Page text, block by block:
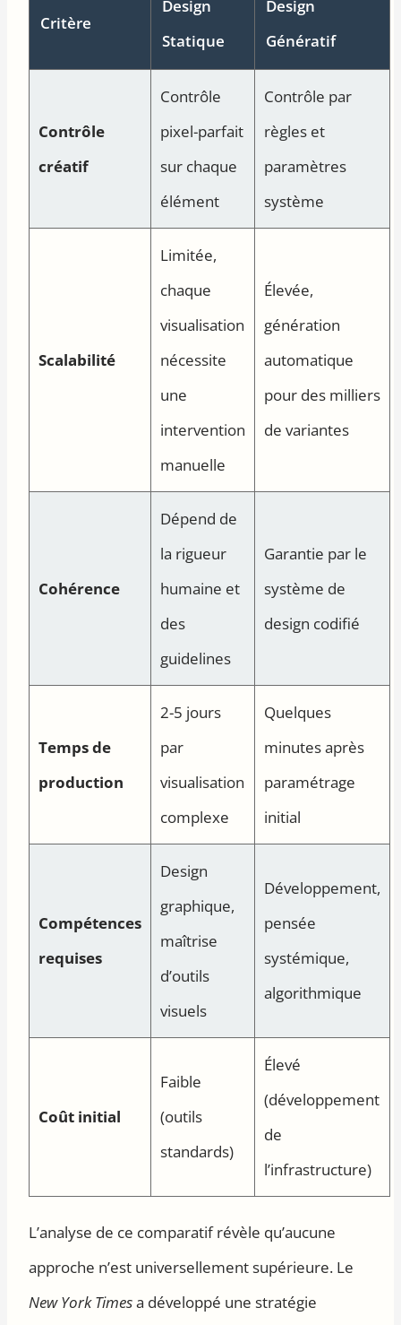
Critère
Design
Statique
Design
Génératif
Contrôle
créatif
Contrôle
pixel-parfait
sur chaque
élément
Contrôle par
règles et
paramètres
système
Scalabilité
Limitée,
chaque
visualisation
nécessite
une
intervention
manuelle
Élevée,
génération
automatique
pour des milliers
de variantes
Cohérence
Dépend de
la rigueur
humaine et
des
guidelines
Garantie par le
système de
design codifié
Temps de
production
2-5 jours
par
visualisation
complexe
Quelques
minutes après
paramétrage
initial
Compétences
requises
Design
graphique,
maîtrise
d’outils
visuels
Développement,
pensée
systémique,
algorithmique
Coût initial
Faible
(outils
standards)
Élevé
(développement
de
l’infrastructure)
L’analyse de ce comparatif révèle qu’aucune
approche n’est universellement supérieure. Le
New York Timesa développé une stratégie